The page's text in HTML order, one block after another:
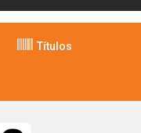
Títulos